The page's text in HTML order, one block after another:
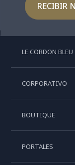
RECIBIR
LE CORDON BLEU
CORPORATIVO
BOUTIQUE
PORTALES